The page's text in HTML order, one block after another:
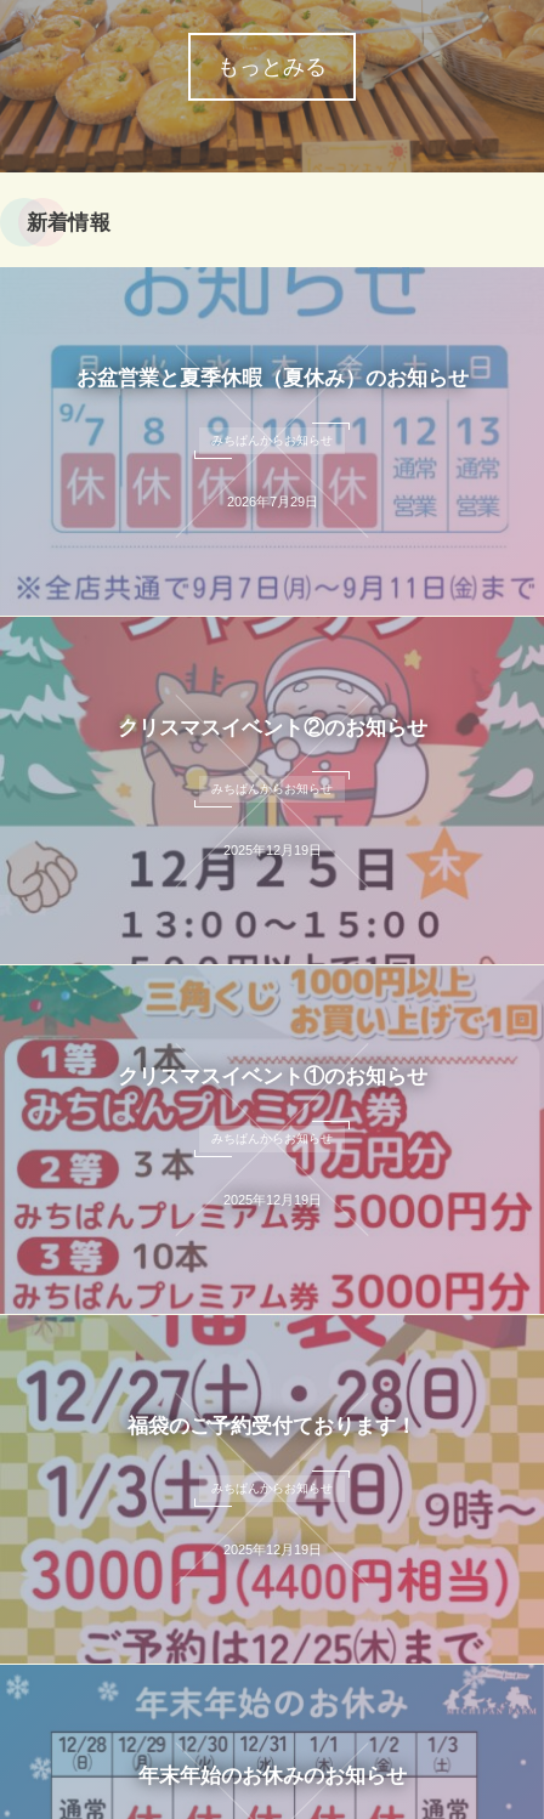
もっとみる
新着情報
お盆営業と夏季休暇（夏休み）のお知らせ
みちぱんからお知らせ
2026年7月29日
クリスマスイベント②のお知らせ
みちぱんからお知らせ
2025年12月19日
クリスマスイベント①のお知らせ
みちぱんからお知らせ
2025年12月19日
福袋のご予約受付ております！
みちぱんからお知らせ
2025年12月19日
年末年始のお休みのお知らせ